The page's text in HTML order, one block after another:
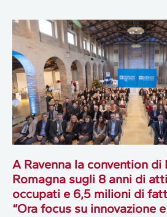
A Ravenna la convention di
Romagna sugli 8 anni di
occupati e 6,5 milioni di
“Ora focus su innovazione e